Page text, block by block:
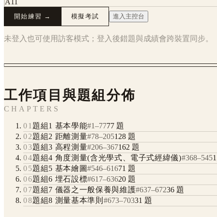
A11
開始練習 → 模擬考試 進入主控台
未登入也可使用訪客模式；登入後錯題與成績會跨裝置同步。
工作項目與題組分佈
CHAPTERS
01 題組1 基本學能#1–7777 題
02題組2 距離測量#78–205128 題
03題組3 高程測量#206–367162 題
04題組4 角度測量(含光學式、電子式經緯儀)#368–545
05題組5 基本繪圖#546–61671 題
06題組6 埋石設標#617–63620 題
07題組7 儀器之一般保養與維護#637–67236 題
08題組8 測量基本準則 #673–70331 題